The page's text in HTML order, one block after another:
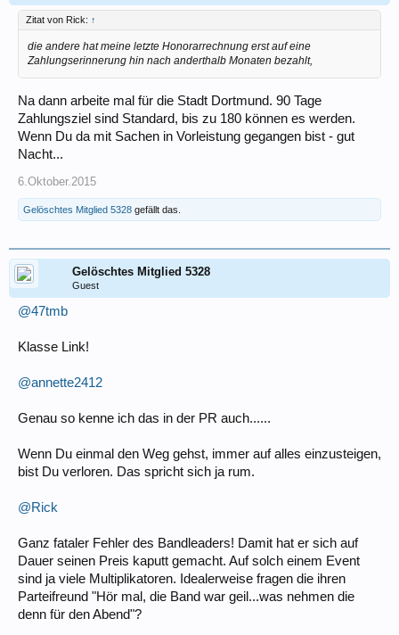
Zitat von Rick: ↑
die andere hat meine letzte Honorarrechnung erst auf eine
Zahlungserinnerung hin nach anderthalb Monaten bezahlt,
Na dann arbeite mal für die Stadt Dortmund. 90 Tage
Zahlungsziel sind Standard, bis zu 180 können es werden.
Wenn Du da mit Sachen in Vorleistung gegangen bist - gut
Nacht...
6.Oktober.2015
Gelöschtes Mitglied 5328 gefällt das.
Gelöschtes Mitglied 5328
Guest
@47tmb
Klasse Link!
@annette2412
Genau so kenne ich das in der PR auch......
Wenn Du einmal den Weg gehst, immer auf alles einzusteigen,
bist Du verloren. Das spricht sich ja rum.
@Rick
Ganz fataler Fehler des Bandleaders! Damit hat er sich auf
Dauer seinen Preis kaputt gemacht. Auf solch einem Event
sind ja viele Multiplikatoren. Idealerweise fragen die ihren
Parteifreund "Hör mal, die Band war geil...was nehmen die
denn für den Abend"?